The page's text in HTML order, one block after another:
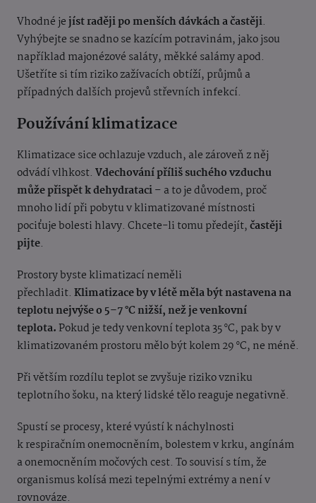
Vhodné je jíst raději po menších dávkách a častěji.
Vyhýbejte se snadno se kazícím potravinám, jako jsou
například majonézové saláty, měkké salámy apod.
Ušetříte si tím riziko zažívacích obtíží, průjmů a
případných dalších projevů střevních infekcí.
Používání klimatizace
Klimatizace sice ochlazuje vzduch, ale zároveň z něj
odvádí vlhkost. Vdechování příliš suchého vzduchu
může přispět k dehydrataci– a to je důvodem, proč
mnoho lidí při pobytu v klimatizované místnosti
pociťuje bolesti hlavy. Chcete-li tomu předejít,častěji
pijte.
Prostory byste klimatizací neměli
přechladit. Klimatizace by v létě měla být nastavena na
teplotu nejvýše o 5–7 °C nižší, než je venkovní
teplota.Pokud je tedy venkovní teplota 35 °C, pak by v
klimatizovaném prostoru mělo být kolem 29 °C, ne méně.
Při větším rozdílu teplot se zvyšuje riziko vzniku
teplotního šoku, na který lidské tělo reaguje negativně.
Spustí se procesy, které vyústí k náchylnosti
k respiračním onemocněním, bolestem v krku, angínám
a onemocněním močových cest. To souvisí s tím, že
organismus kolísá mezi tepelnými extrémy a není v
rovnováze.